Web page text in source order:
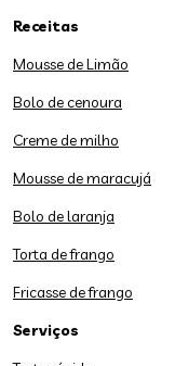
Receitas
Mousse de Limão
Bolo de cenoura
Creme de milho
Mousse de maracujá
Bolo de laranja
Torta de frango
Fricasse de frango
Serviços